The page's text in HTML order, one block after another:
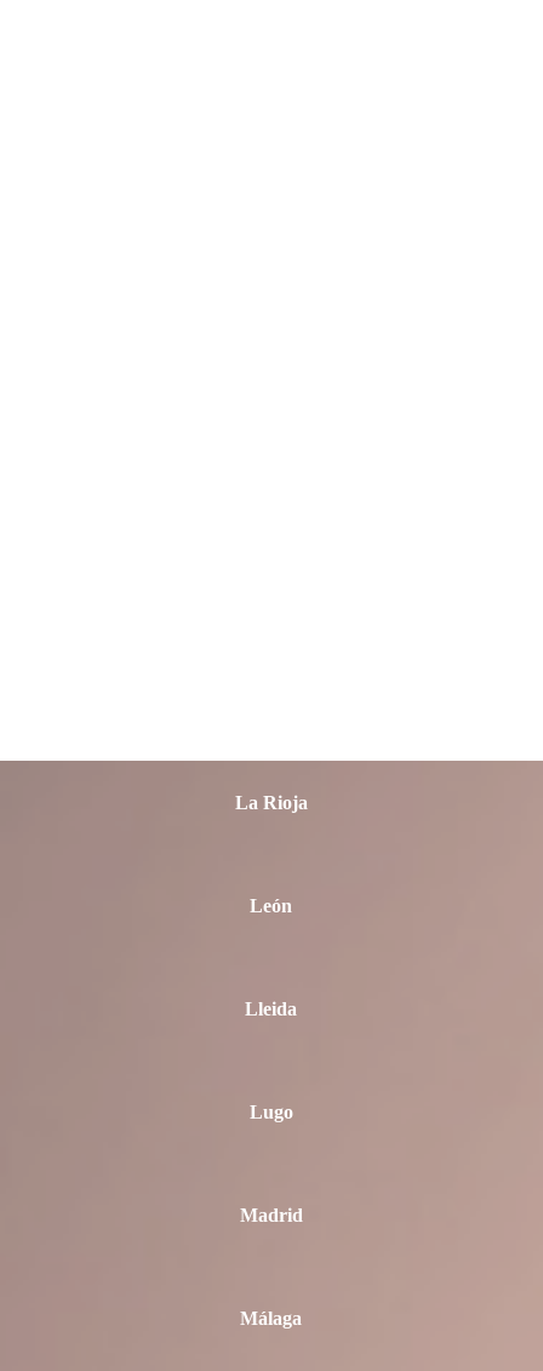
La Rioja
León
Lleida
Lugo
Madrid
Málaga